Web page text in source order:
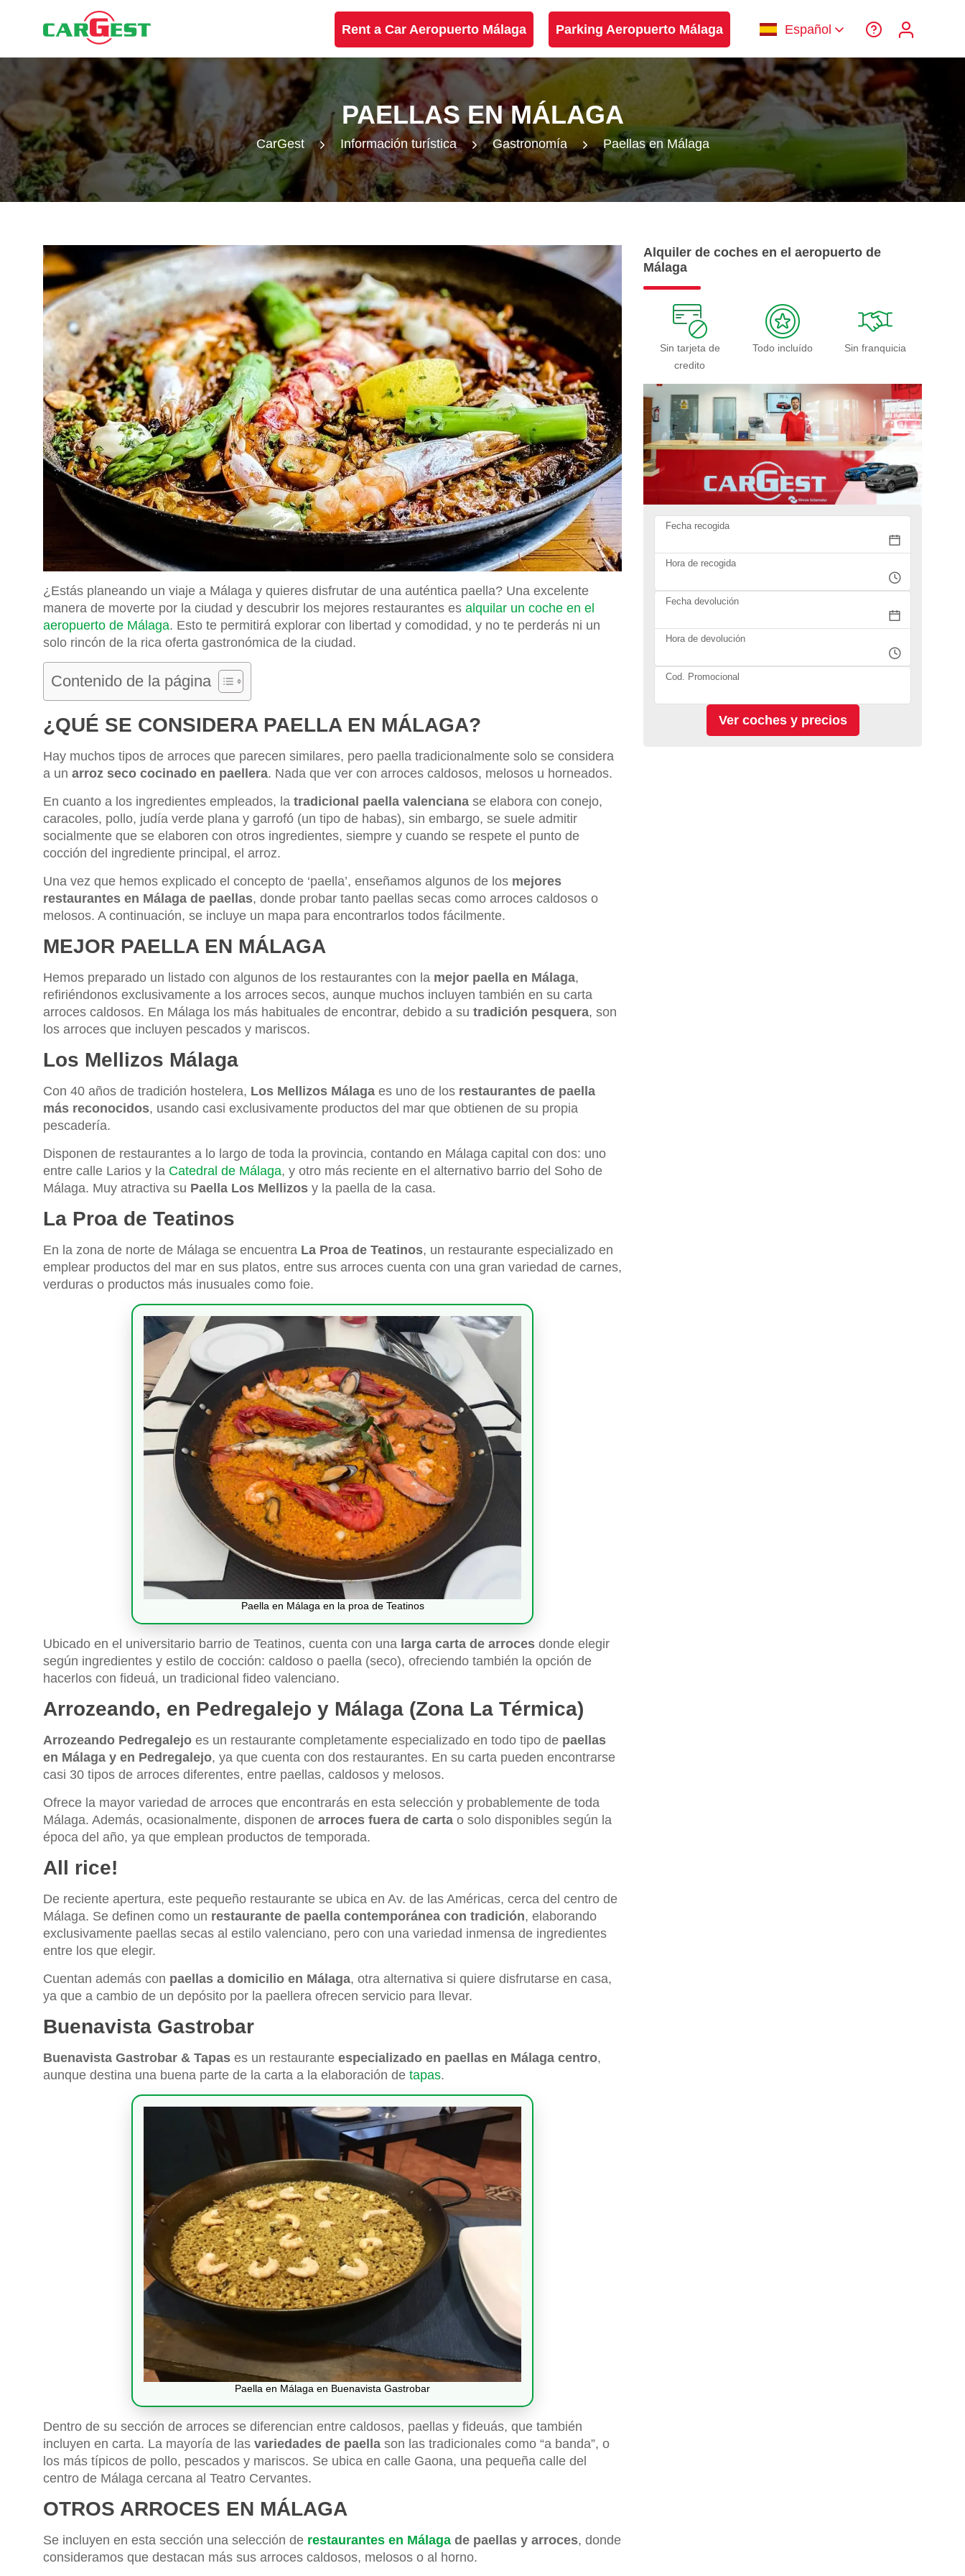
Rent a Car Aeropuerto Málaga Parking Aeropuerto Málaga Español
PAELLAS EN MÁLAGA
CarGest Información turística Gastronomía Paellas en Málaga
¿Estás planeando un viaje a Málaga y quieres disfrutar de una auténtica paella? Una excelente
manera de moverte por la ciudad y descubrir los mejores restaurantes es alquilar un coche en el
aeropuerto de Málaga. Esto te permitirá explorar con libertad y comodidad, y no te perderás ni un
solo rincón de la rica oferta gastronómica de la ciudad.
Contenido de la página
¿QUÉ SE CONSIDERA PAELLA EN MÁLAGA?
Hay muchos tipos de arroces que parecen similares, pero paella tradicionalmente solo se considera
a un arroz seco cocinado en paellera. Nada que ver con arroces caldosos, melosos u horneados.
En cuanto a los ingredientes empleados, la tradicional paella valenciana se elabora con conejo,
caracoles, pollo, judía verde plana y garrofó (un tipo de habas), sin embargo, se suele admitir
socialmente que se elaboren con otros ingredientes, siempre y cuando se respete el punto de
cocción del ingrediente principal, el arroz.
Una vez que hemos explicado el concepto de ‘paella’, enseñamos algunos de los mejores
restaurantes en Málaga de paellas, donde probar tanto paellas secas como arroces caldosos o
melosos. A continuación, se incluye un mapa para encontrarlos todos fácilmente.
MEJOR PAELLA EN MÁLAGA
Hemos preparado un listado con algunos de los restaurantes con la mejor paella en Málaga,
refiriéndonos exclusivamente a los arroces secos, aunque muchos incluyen también en su carta
arroces caldosos. En Málaga los más habituales de encontrar, debido a su tradición pesquera, son
los arroces que incluyen pescados y mariscos.
Los Mellizos Málaga
Con 40 años de tradición hostelera, Los Mellizos Málaga es uno de los restaurantes de paella
más reconocidos, usando casi exclusivamente productos del mar que obtienen de su propia
pescadería.
Disponen de restaurantes a lo largo de toda la provincia, contando en Málaga capital con dos: uno
entre calle Larios y la Catedral de Málaga, y otro más reciente en el alternativo barrio del Soho de
Málaga. Muy atractiva su Paella Los Mellizos y la paella de la casa.
La Proa de Teatinos
En la zona de norte de Málaga se encuentra La Proa de Teatinos, un restaurante especializado en
emplear productos del mar en sus platos, entre sus arroces cuenta con una gran variedad de carnes,
verduras o productos más inusuales como foie.
Paella en Málaga en la proa de Teatinos
Ubicado en el universitario barrio de Teatinos, cuenta con una larga carta de arroces donde elegir
según ingredientes y estilo de cocción: caldoso o paella (seco), ofreciendo también la opción de
hacerlos con fideuá, un tradicional fideo valenciano.
Arrozeando, en Pedregalejo y Málaga (Zona La Térmica)
Arrozeando Pedregalejo es un restaurante completamente especializado en todo tipo de paellas
en Málaga y en Pedregalejo, ya que cuenta con dos restaurantes. En su carta pueden encontrarse
casi 30 tipos de arroces diferentes, entre paellas, caldosos y melosos.
Ofrece la mayor variedad de arroces que encontrarás en esta selección y probablemente de toda
Málaga. Además, ocasionalmente, disponen de arroces fuera de carta o solo disponibles según la
época del año, ya que emplean productos de temporada.
All rice!
De reciente apertura, este pequeño restaurante se ubica en Av. de las Américas, cerca del centro de
Málaga. Se definen como un restaurante de paella contemporánea con tradición, elaborando
exclusivamente paellas secas al estilo valenciano, pero con una variedad inmensa de ingredientes
entre los que elegir.
Cuentan además con paellas a domicilio en Málaga, otra alternativa si quiere disfrutarse en casa,
ya que a cambio de un depósito por la paellera ofrecen servicio para llevar.
Buenavista Gastrobar
Buenavista Gastrobar & Tapas es un restaurante especializado en paellas en Málaga centro,
aunque destina una buena parte de la carta a la elaboración de tapas.
Paella en Málaga en Buenavista Gastrobar
Dentro de su sección de arroces se diferencian entre caldosos, paellas y fideuás, que también
incluyen en carta. La mayoría de las variedades de paella son las tradicionales como “a banda”, o
los más típicos de pollo, pescados y mariscos. Se ubica en calle Gaona, una pequeña calle del
centro de Málaga cercana al Teatro Cervantes.
OTROS ARROCES EN MÁLAGA
Se incluyen en esta sección una selección de restaurantes en Málaga de paellas y arroces, donde
consideramos que destacan más sus arroces caldosos, melosos o al horno.
Alquiler de coches en el aeropuerto de
Málaga
Sin tarjeta de
credito
Todo incluído Sin franquicia
Fecha recogida
Hora de recogida
Fecha devolución
Hora de devolución
Cod. Promocional